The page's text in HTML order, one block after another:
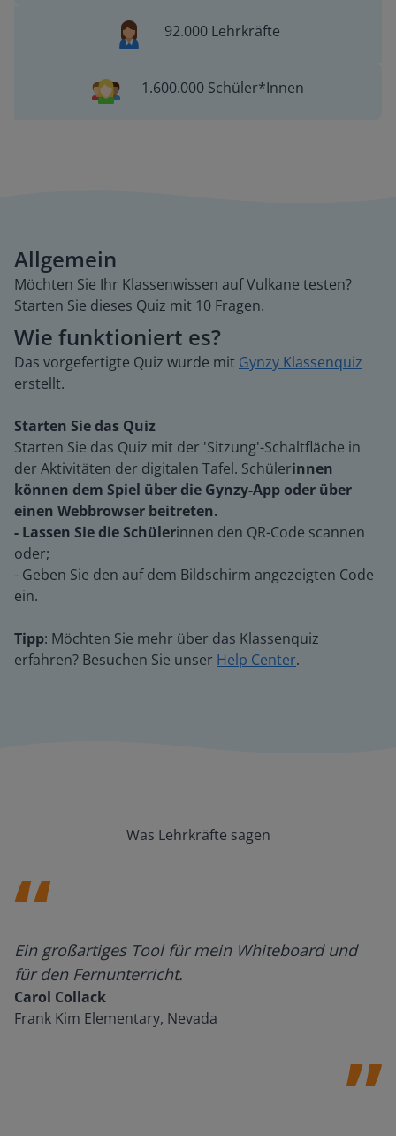
92.000 Lehrkräfte
1.600.000 Schüler*Innen
Allgemein
Möchten Sie Ihr Klassenwissen auf Vulkane testen?
Starten Sie dieses Quiz mit 10 Fragen.
Wie funktioniert es?
Das vorgefertigte Quiz wurde mit Gynzy Klassenquiz
erstellt.
Starten Sie das Quiz
Starten Sie das Quiz mit der 'Sitzung'-Schaltfläche in
der Aktivitäten der digitalen Tafel. Schülerinnen
können dem Spiel über die Gynzy-App oder über
einen Webbrowser beitreten.
- Lassen Sie die Schülerinnen den QR-Code scannen
oder;
- Geben Sie den auf dem Bildschirm angezeigten Code
ein.
Tipp: Möchten Sie mehr über das Klassenquiz
erfahren? Besuchen Sie unser Help Center.
Was Lehrkräfte sagen
Ein großartiges Tool für mein Whiteboard und
für den Fernunterricht.
Carol Collack
Frank Kim Elementary, Nevada